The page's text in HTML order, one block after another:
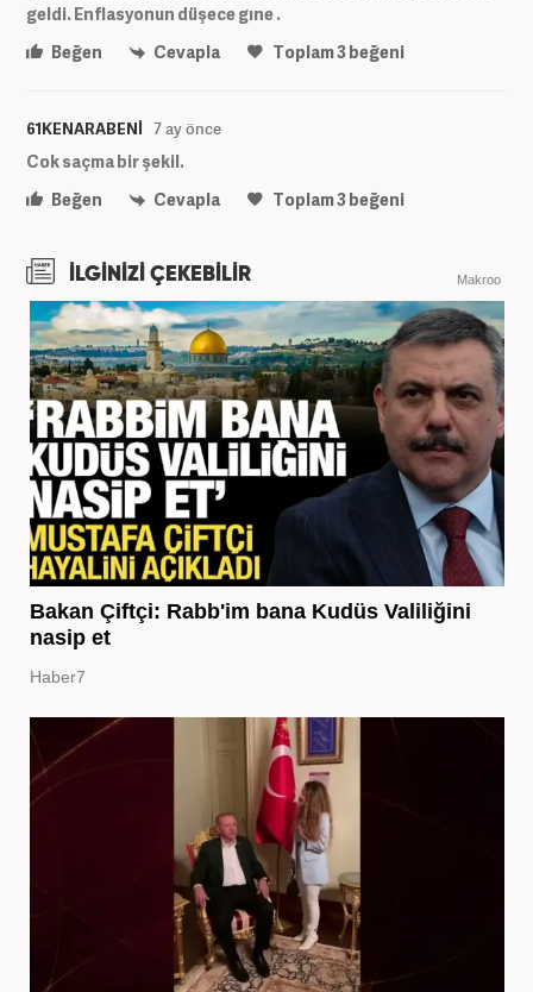
geldi. Enflasyonun düşece gıne .
Beğen
Cevapla Toplam3beğeni
61KENARABENİ 7 ay önce
Cok saçma bir şekil.
Beğen
Cevapla Toplam3beğeni
İLGİNİZİ ÇEKEBİLİR Makroo
Bakan Çiftçi: Rabb'im bana Kudüs Valiliğini
nasip et
Haber7